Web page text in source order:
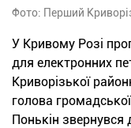
Фото: Перший
У Кривому Розі
для електронних
Криворізької
голова
Понькін звернувся